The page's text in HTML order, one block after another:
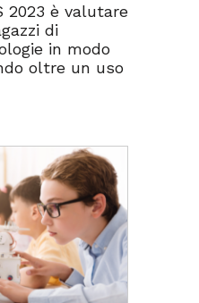
2023 è valutare
di
in modo
oltre un uso